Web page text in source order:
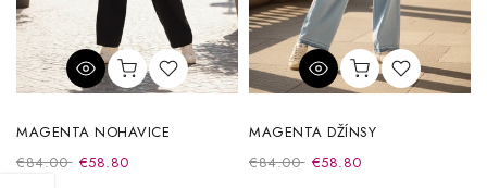
MAGENTA NOHAVICE
€84.00 €58.80
MAGENTA DŽÍNSY
€84.00 €58.80